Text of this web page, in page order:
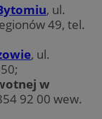
, ul.
49, tel.
, ul.
w
92 00 wew.